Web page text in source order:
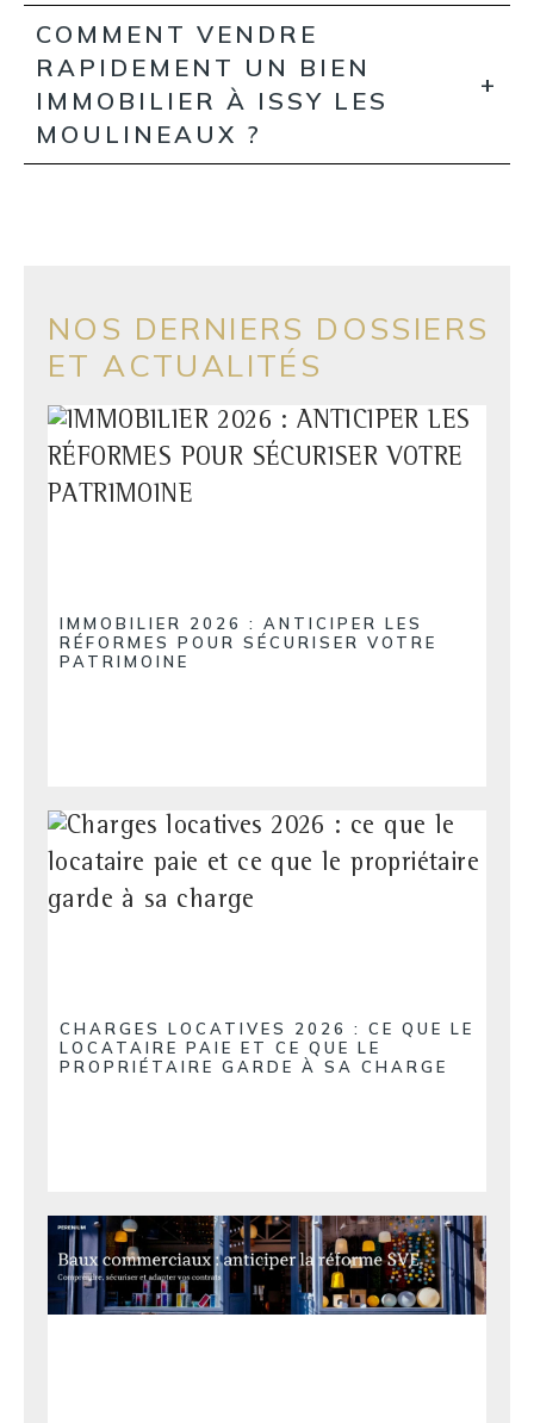
COMMENT VENDRE
RAPIDEMENT UN BIEN
IMMOBILIER À ISSY LES
MOULINEAUX ?
NOS DERNIERS DOSSIERS
ET ACTUALITÉS
IMMOBILIER 2026 : ANTICIPER LES
RÉFORMES POUR SÉCURISER VOTRE
PATRIMOINE
CHARGES LOCATIVES 2026 : CE QUE LE
LOCATAIRE PAIE ET CE QUE LE
PROPRIÉTAIRE GARDE À SA CHARGE